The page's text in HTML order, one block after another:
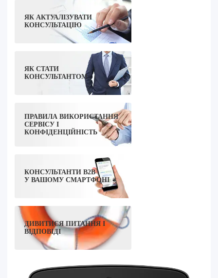
ЯК АКТУАЛІЗУВАТИ
КОНСУЛЬТАЦІЮ
ЯК СТАТИ
КОНСУЛЬТАНТОМ
ПРАВИЛА ВИКОРИСТАННЯ
СЕРВІСУ І
КОНФІДЕНЦІЙНІСТЬ
КОНСУЛЬТАНТИ B2B
У ВАШОМУ СМАРТФОНІ
ДИВИТИСЯ ПИТАННЯ І
ВІДПОВІДІ